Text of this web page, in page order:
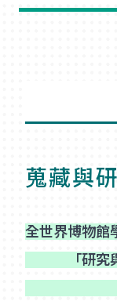
蒐藏與
全世界博物館
「研究與
「蒐藏與